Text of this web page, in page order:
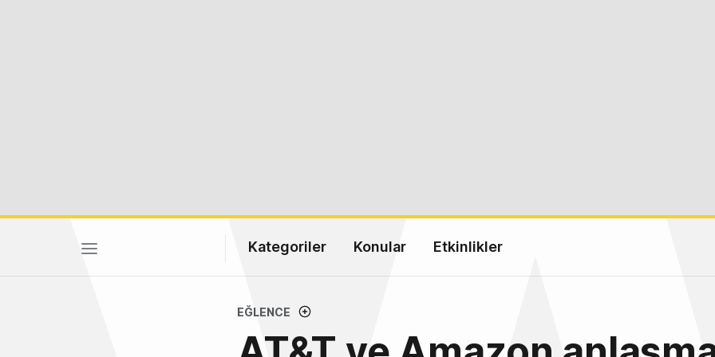
Kategoriler Konular Etkinlikler
EĞLENCE